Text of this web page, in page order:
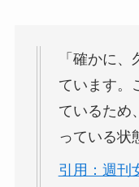
「確かに
ています。
ているため
っている状
引用：週刊